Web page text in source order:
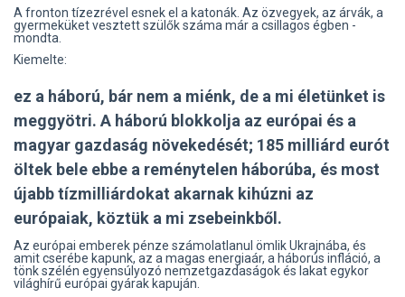
A fronton tízezrével esnek el a katonák. Az özvegyek, az árvák, a
gyermeküket vesztett szülők száma már a csillagos égben -
mondta.
Kiemelte:
ez a háború, bár nem a miénk, de a mi életünket is
meggyötri. A háború blokkolja az európai és a
magyar gazdaság növekedését; 185 milliárd eurót
öltek bele ebbe a reménytelen háborúba, és most
újabb tízmilliárdokat akarnak kihúzni az
európaiak, köztük a mi zsebeinkből.
Az európai emberek pénze számolatlanul ömlik Ukrajnába, és
amit cserébe kapunk, az a magas energiaár, a háborús infláció, a
tönk szélén egyensúlyozó nemzetgazdaságok és lakat egykor
világhírű európai gyárak kapuján.